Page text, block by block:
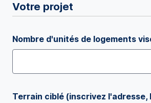
Votre projet
Nombre d'unités de logements
Terrain ciblé (inscrivez l'adresse,